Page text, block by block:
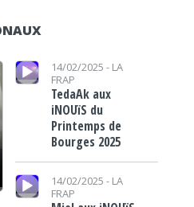
Lecteur audio 14/02/2025 - LA
FRAP
TedaAk aux
iNOUïS du
Printemps de
Bourges 2025
Lecteur audio
14/02/2025 - LA
FRAP